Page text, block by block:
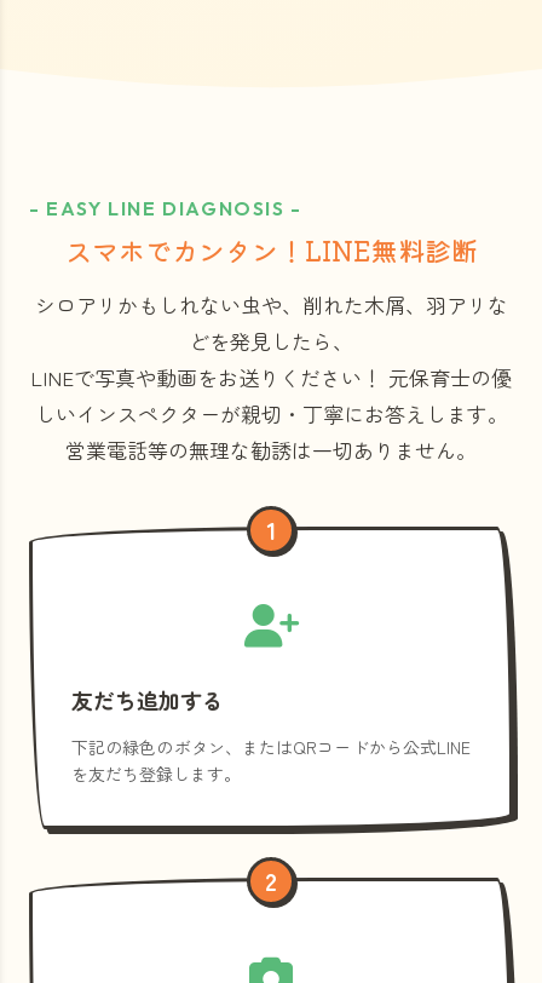
- EASY LINE DIAGNOSIS -
スマホでカンタン！LINE無料診断
シロアリかもしれない虫や、削れた木屑、羽アリな
どを発見したら、
LINEで写真や動画をお送りください！ 元保育士の優
しいインスペクターが親切・丁寧にお答えします。
営業電話等の無理な勧誘は一切ありません。
1
友だち追加する
下記の緑色のボタン、またはQRコードから公式LINE
を友だち登録します。
2